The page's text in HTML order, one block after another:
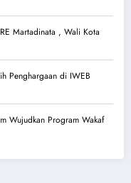
Martadinata , Wali Kota
Penghargaan di IWEB
Wujudkan Program Wakaf